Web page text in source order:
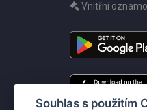
Vnitřní
Souhlas s použitím